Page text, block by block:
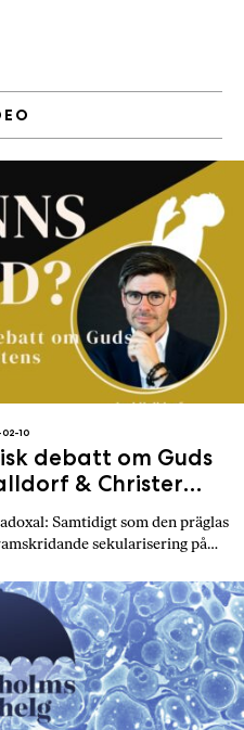
debatt om Guds
& Christer
10
Samtidigt som den präglas
sekularisering på…